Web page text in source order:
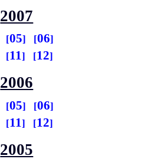
2007
05
06
11 12
2006
05
06
11 12
2005